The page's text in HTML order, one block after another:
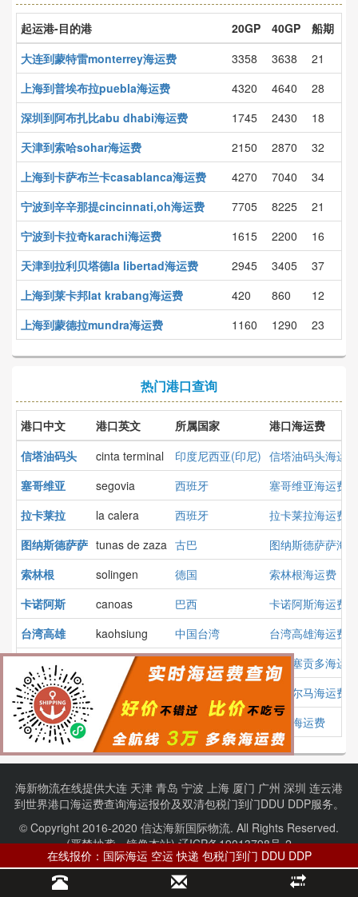
起运港-目的港 20GP 40GP
船期
大连到蒙特雷monterrey海运费
3358 3638
21
上海到普埃布拉puebla海运费
4320 4640
28
深圳到阿布扎比abu dhabi海运费
1745 2430
18
天津到索哈sohar海运费
2150 2870
32
上海到卡萨布兰卡casablanca海运费
4270 7040
34
宁波到辛辛那提cincinnati,oh海运费
7705 8225
21
宁波到卡拉奇karachi海运费
1615 2200
16
天津到拉利贝塔德la libertad海运费
2945 3405
37
上海到莱卡邦lat krabang海运费
420 860
12
上海到蒙德拉mundra海运费
1160 1290 23
热门港口查询
港口中文 港口英文 所属国家
港口海运费
信塔油码头
cinta terminal 印度尼西亚(印尼) 信塔油码头海运费
塞哥维亚
segovia 西班牙
塞哥维亚海运费
拉卡莱拉
la calera 西班牙
拉卡莱拉海运费
图纳斯德萨萨 tunas de zaza 古巴
图纳斯德萨萨海
索林根
solingen 德国
索林根海运费
卡诺阿斯
canoas 巴西
卡诺阿斯海运费
台湾高雄
kaohsiung 中国台湾
台湾高雄海运费
埃尔塞贡多
el segundo 美国
埃尔塞贡多海运费
拉帕尔马
la palma
拉帕尔马海运费
贝伦
belem 巴西 贝伦海运费
海新物流在线提供大连 天津 青岛 宁波 上海 厦门 广州 深圳 连云港
到世界港口海运费查询海运报价及双清包税门到门DDU DDP服务。
© Copyright 2016-2020 信达海新国际物流. All Rights Reserved.
(严禁抄袭、镜像本站).辽ICP备19013798号-2
项目合作：【QQ】1075827414 【电话】13604081355
波兰港口 伊朗港口 俄罗斯港口 澳大利亚港口 阿联酋港口
在线报价：国际海运 空运 快递 包税门到门 DDU DDP